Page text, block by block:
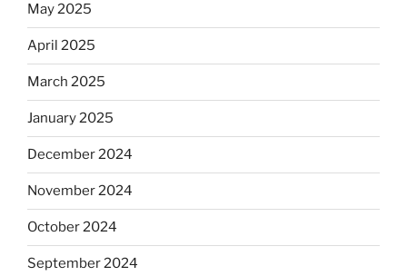
May 2025
April 2025
March 2025
January 2025
December 2024
November 2024
October 2024
September 2024